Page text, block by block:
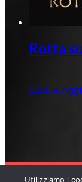
Rotta
12,00€
Utilizziamo i